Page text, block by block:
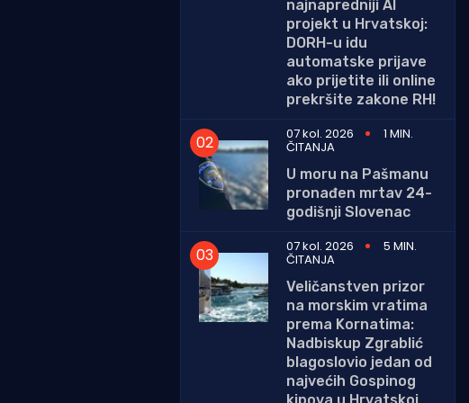
najnapredniji AI
projekt u Hrvatskoj:
DORH-u idu
automatske prijave
ako prijetite ili online
prekršite zakone RH!
07 kol. 2026
1 MIN.
ČITANJA
U moru na Pašmanu
pronađen mrtav 24-
godišnji Slovenac
07 kol. 2026
5 MIN.
ČITANJA
Veličanstven prizor
na morskim vratima
prema Kornatima:
Nadbiskup Zgrablić
blagoslovio jedan od
najvećih Gospinog
kipova u Hrvatskoj